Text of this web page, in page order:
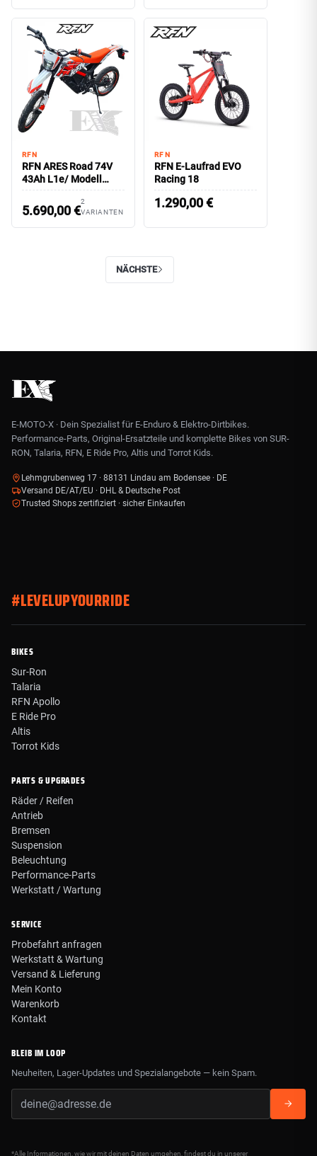
RFN
RFN ARES Road 74V
43Ah L1e/ Modell
2025
5.690,00€
2
VARIANTEN
RFN
RFN E-Laufrad EVO
Racing 18
1.290,00€
NÄCHSTE
E-MOTO-X · Dein Spezialist für E-Enduro & Elektro-Dirtbikes.
Performance-Parts, Original-Ersatzteile und komplette Bikes von SUR-
RON, Talaria, RFN, E Ride Pro, Altis und Torrot Kids.
Lehmgrubenweg 17 · 88131 Lindau am Bodensee · DE
Versand DE/AT/EU · DHL & Deutsche Post
Trusted Shops zertifiziert · sicher Einkaufen
#LEVELUPYOURRIDE
BIKES
Sur-Ron
Talaria
RFN Apollo
E Ride Pro
Altis
Torrot Kids
PARTS & UPGRADES
Räder / Reifen
Antrieb
Bremsen
Suspension
Beleuchtung
Performance-Parts
Werkstatt / Wartung
SERVICE
Probefahrt anfragen
Werkstatt & Wartung
Versand & Lieferung
Mein Konto
Warenkorb
Kontakt
BLEIB IM LOOP
Neuheiten, Lager-Updates und Spezialangebote — kein Spam.
*Alle Informationen, wie wir mit deinen Daten umgehen, findest du in unserer